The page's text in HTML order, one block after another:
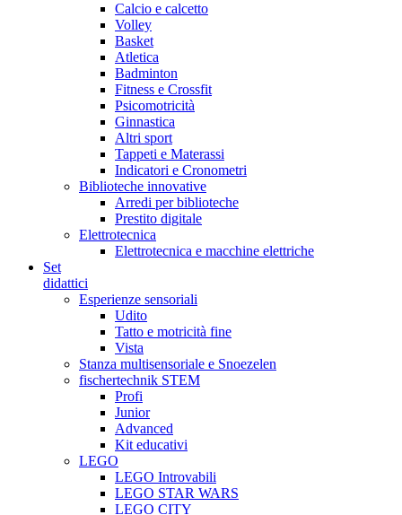
Calcio e calcetto
Volley
Basket
Atletica
Badminton
Fitness e Crossfit
Psicomotricità
Ginnastica
Altri sport
Tappeti e Materassi
Indicatori e Cronometri
Biblioteche innovative
Arredi per biblioteche
Prestito digitale
Elettrotecnica
Elettrotecnica e macchine elettriche
Set
didattici
Esperienze sensoriali
Udito
Tatto e motricità fine
Vista
Stanza multisensoriale e Snoezelen
fischertechnik STEM
Profi
Junior
Advanced
Kit educativi
LEGO
LEGO Introvabili
LEGO STAR WARS
LEGO CITY